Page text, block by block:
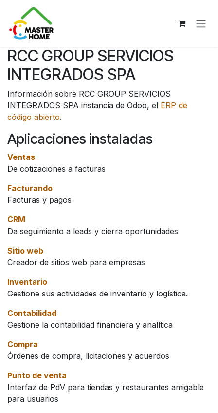
Ir al contenido
RCC GROUP SERVICIOS
INTEGRADOS SPA
Información sobre RCC GROUP SERVICIOS
INTEGRADOS SPA instancia de Odoo, el ERP de
código abierto.
Aplicaciones instaladas
Ventas
De cotizaciones a facturas
Facturando
Facturas y pagos
CRM
Da seguimiento a leads y cierra oportunidades
Sitio web
Creador de sitios web para empresas
Inventario
Gestione sus actividades de inventario y logística.
Contabilidad
Gestione la contabilidad financiera y analítica
Compra
Órdenes de compra, licitaciones y acuerdos
Punto de venta
Interfaz de PdV para tiendas y restaurantes amigable
para usuarios